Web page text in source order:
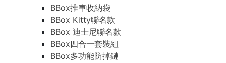
BBox推車收納袋
BBox Kitty聯名款
BBox 迪士尼聯名款
BBox四合一套裝組
BBox多功能防掉鏈